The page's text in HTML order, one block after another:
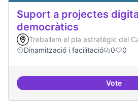
Suport a projectes
democràtics
Treballem el pla estratègic del
Dinamització i facilitació
0 0
Vote